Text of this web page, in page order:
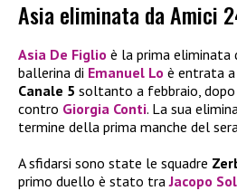
Asia eliminata da Amici
Asia De Figlio è la prima eliminata
ballerina di Emanuel Lo è entrata
Canale 5 soltanto a febbraio,
contro Giorgia Conti. La sua
termine della prima manche del
A sfidarsi sono state le squadre
primo duello è stato traJacopo Sol